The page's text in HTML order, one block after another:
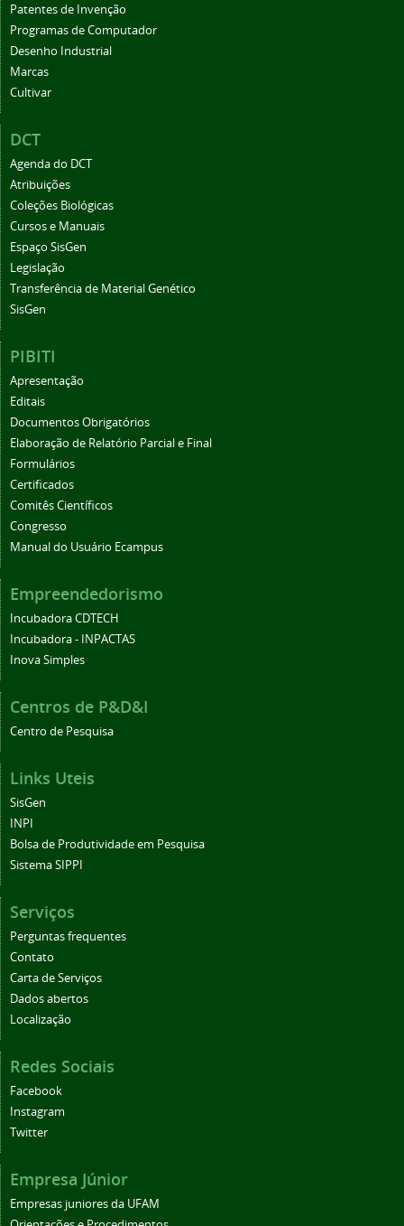
Patentes de Invenção
Programas de Computador
Desenho Industrial
Marcas
Cultivar
DCT
Agenda do DCT
Atribuições
Coleções Biológicas
Cursos e Manuais
Espaço SisGen
Legislação
Transferência de Material Genético
SisGen
PIBITI
Apresentação
Editais
Documentos Obrigatórios
Elaboração de Relatório Parcial e Final
Formulários
Certificados
Comitês Científicos
Congresso
Manual do Usuário Ecampus
Empreendedorismo
Incubadora CDTECH
Incubadora - INPACTAS
Inova Simples
Centros de P&D&I
Centro de Pesquisa
Links Uteis
SisGen
INPI
Bolsa de Produtividade em Pesquisa
Sistema SIPPI
Serviços
Perguntas frequentes
Contato
Carta de Serviços
Dados abertos
Localização
Redes Sociais
Facebook
Instagram
Twitter
Empresa Júnior
Empresas juniores da UFAM